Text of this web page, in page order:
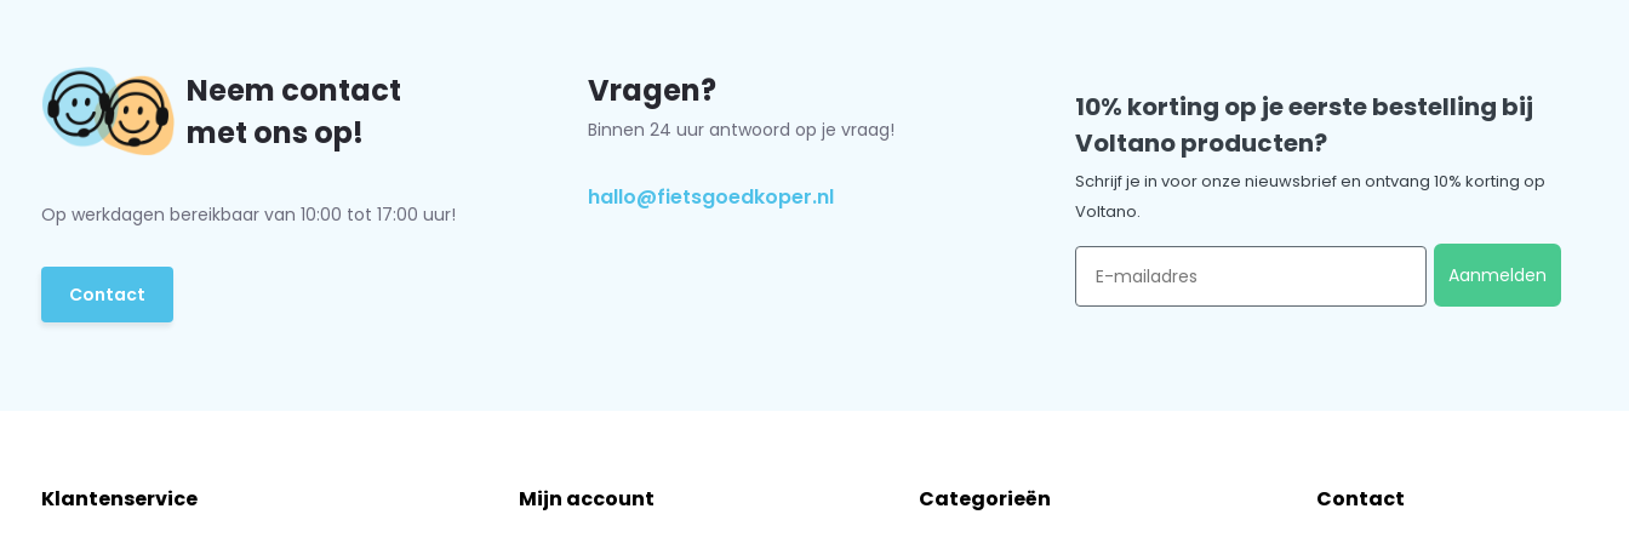
Neem contact
met ons op!
Op werkdagen bereikbaar van 10:00 tot 17:00 uur!
Contact
Vragen?
Binnen 24 uur antwoord op je vraag!
hallo@fietsgoedkoper.nl
10% korting op je eerste bestelling bij
Voltano producten?
Schrijf je in voor onze nieuwsbrief en ontvang 10% korting op
Voltano.
Email
Aanmelden
Klantenservice Mijn account Categorieën Contact